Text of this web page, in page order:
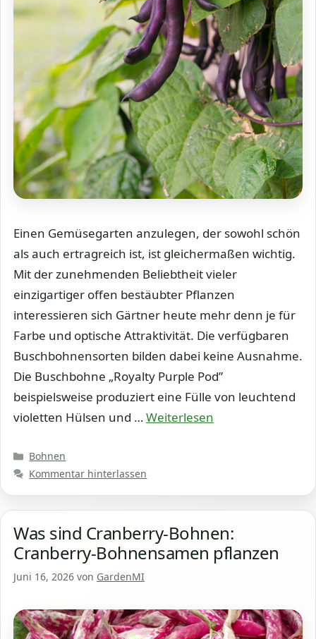
Einen Gemüsegarten anzulegen, der sowohl schön
als auch ertragreich ist, ist gleichermaßen wichtig.
Mit der zunehmenden Beliebtheit vieler
einzigartiger offen bestäubter Pflanzen
interessieren sich Gärtner heute mehr denn je für
Farbe und optische Attraktivität. Die verfügbaren
Buschbohnensorten bilden dabei keine Ausnahme.
Die Buschbohne „Royalty Purple Pod”
beispielsweise produziert eine Fülle von leuchtend
violetten Hülsen und …Weiterlesen
Kategorien
Bohnen
Kommentar hinterlassen
Was sind Cranberry-Bohnen:
Cranberry-Bohnensamen pflanzen
Juni 16, 2026 von GardenMI